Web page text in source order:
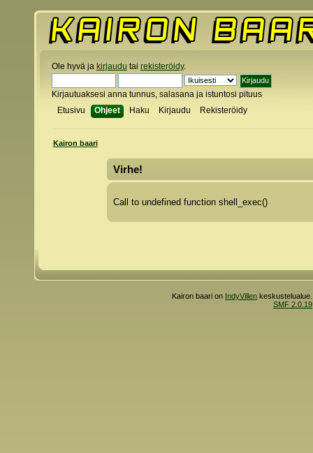
Ole hyvä ja kirjaudu tai rekisteröidy.
Kirjautuaksesi anna tunnus, salasana ja istuntosi pituus
Etusivu
Ohjeet Haku Kirjaudu Rekisteröidy
Kairon baari
Virhe!
Call to undefined function shell_exec()
Kairon baari on IndyVillen
SMF 2.0.19